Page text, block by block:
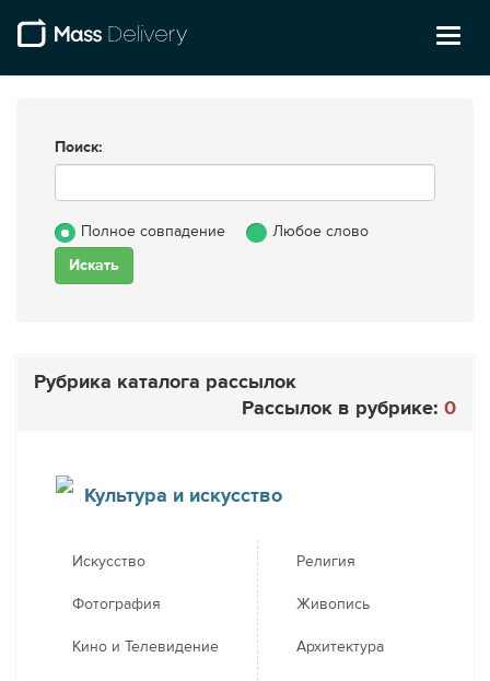
Поиск:
Полное совпадение Любое слово
Рубрика каталога рассылок
Рассылок в рубрике: 0
Культура и искусство
Искусство
Фотография
Кино и Телевидение
Религия
Живопись
Архитектура